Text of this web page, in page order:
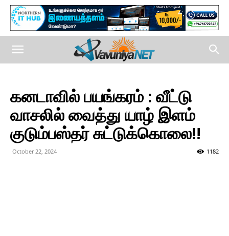
கனடாவில் பயங்கரம் : வீட்டு
வாசலில் வைத்து யாழ் இளம்
குடும்பஸ்தர் சுட்டுக்கொலை!!
October 22, 2024 1182